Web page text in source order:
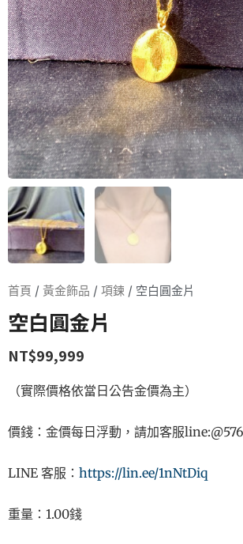
首頁 / 黃金飾品 / 項鍊 / 空白圓金片
空白圓金片
NT$99,999
（實際價格依當日公告金價為主）
價錢：金價每日浮動，請加客服
LINE 客服： https://lin.ee/1nNtDiq
重量：1.00錢